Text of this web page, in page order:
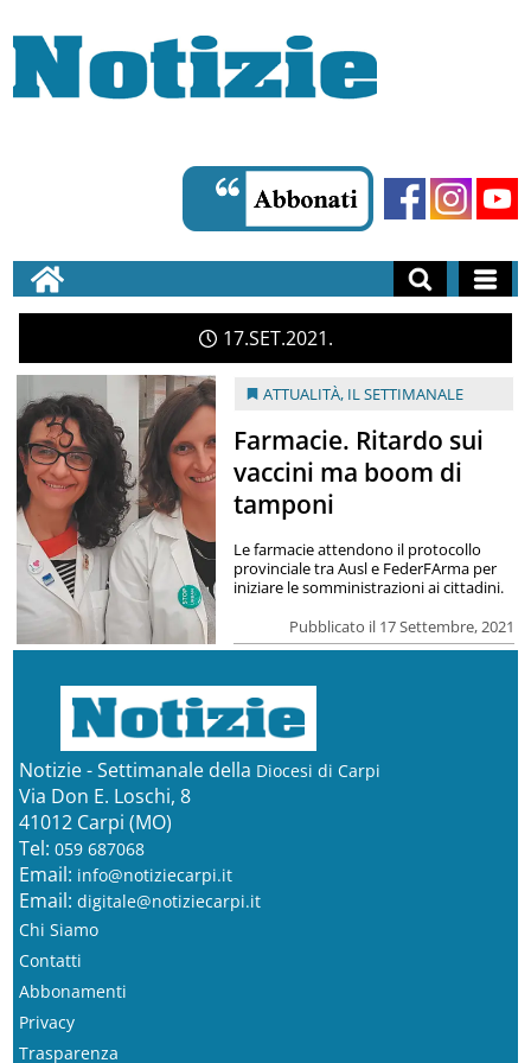
17 SET 2021
ATTUALITÀ, IL SETTIMANALE
Farmacie. Ritardo sui
vaccini ma boom di
tamponi
Pubblicato il 17 Settembre, 2021
Le farmacie attendono il protocollo
provinciale tra Ausl e FederFArma per
iniziare le somministrazioni ai cittadini.
Notizie - Settimanale della Diocesi di Carpi
Via Don E. Loschi, 8
41012 Carpi (MO)
Tel: 059 687068
Email: info@notiziecarpi.it
Email: digitale@notiziecarpi.it
Chi Siamo
Contatti
Abbonamenti
Privacy
Trasparenza